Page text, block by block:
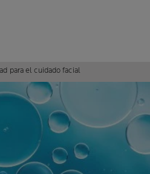
para el cuidado facial